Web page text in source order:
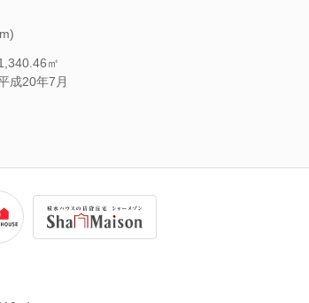
㎡
成20年7月